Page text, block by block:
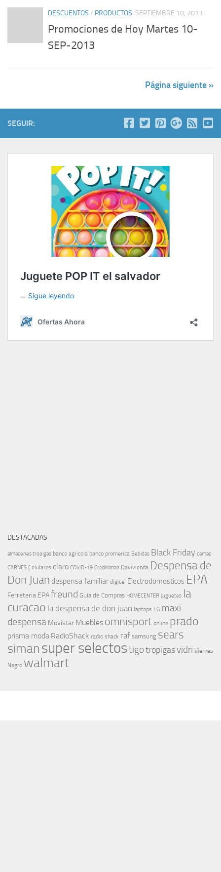
DESCUENTOS / PRODUCTOS SEPTIEMBRE 10, 2013
Promociones de Hoy Martes 10-
SEP-2013
Página siguiente »
SEGUIR:
DESTACADAS
almacenes tropigas banco agricola banco promerica Bebidas Black Friday camas
CARNES Celulares claro COVID-19 Credisiman Davivienda Despensa de
Don Juan despensa familiar digicel Electrodomesticos EPA
Ferreteria EPAfreund Guia de Compras HOMECENTER Juguetes la
curacao la despensa de don juan laptops LG maxi
despensa Movistar Muebles omnisport online prado
prisma moda RadioShack radio shack raf samsung sears
simansuper selectostigotropigasvidri Viernes
Negro walmart